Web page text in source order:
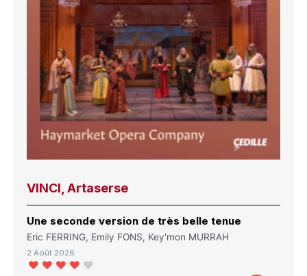
VINCI, Artaserse
Une seconde version de très belle tenue
Eric FERRING, Emily FONS, Key'mon MURRAH
2 Août 2026